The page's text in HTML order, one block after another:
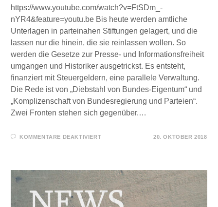
https://www.youtube.com/watch?v=FtSDm_-
nYR4&feature=youtu.be Bis heute werden amtliche
Unterlagen in parteinahen Stiftungen gelagert, und die
lassen nur die hinein, die sie reinlassen wollen. So
werden die Gesetze zur Presse- und Informationsfreiheit
umgangen und Historiker ausgetrickst. Es entsteht,
finanziert mit Steuergeldern, eine parallele Verwaltung.
Die Rede ist von „Diebstahl von Bundes-Eigentum“ und
„Komplizenschaft von Bundesregierung und Parteien“.
Zwei Fronten stehen sich gegenüber.…
KOMMENTARE DEAKTIVIERTFÜR
–
GABY
WEBER
20. OKTOBER 2018